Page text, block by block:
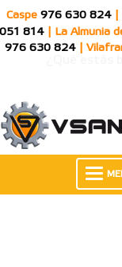
Caspe 976 630 824
051 814
La Almunia
976 630 824